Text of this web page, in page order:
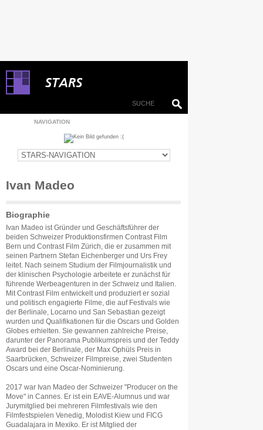
NAVIGATION
Ivan Madeo
Biographie
Ivan Madeo ist Gründer und Geschäftsführer der
beiden Schweizer Produktionsfirmen Contrast Film
Bern und Contrast Film Zürich, die er zusammen mit
seinen Partnern Stefan Eichenberger und Urs Frey
leitet. Nach seinem Studium der Filmjournalistik und
der klinischen Psychologie arbeitete er zunächst für
führende Werbeagenturen in der Schweiz und Italien.
Mit Contrast Film entwickelt und produziert er sozial
und politisch engagierte Filme, die auf Festivals wie
der Berlinale, Locarno und San Sebastian gezeigt
wurden und Qualifikationen für die Oscars und Golden
Globes erhielten. Sie gewannen zahlreiche Preise,
darunter der Panorama Publikumspreis und der Teddy
Award bei der Berlinale, der Max Ophüls Preis in
Saarbrücken, Schweizer Filmpreise, zwei Studenten
Oscars und eine Oscar-Nominierung.
2017 war Ivan Madeo der Schweizer "Producer on the
Move" in Cannes. Er ist ein EAVE-Alumnus und war
Jurymitglied bei mehreren Filmfestivals wie den
Filmfestspielen Venedig, Molodist Kiew und FICG
Guadalajara in Mexiko. Er ist Mitglied der